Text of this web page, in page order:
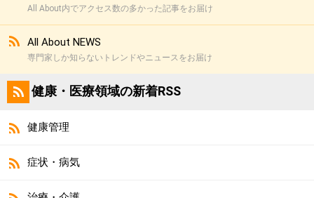
All About内でアクセス数の多かった記事をお届け
All About NEWS
専門家しか知らないトレンドやニュースをお届け
健康・医療領域の新着RSS
健康管理
症状・病気